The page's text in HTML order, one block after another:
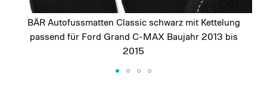
BÄR Autofussmatten Classic schwarz mit Kettelung
passend für Ford Grand C-MAX Baujahr 2013 bis
2015